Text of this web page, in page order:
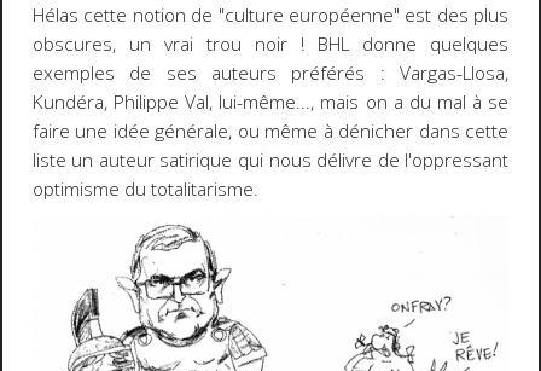
Hélas cette notion de "culture européenne" est des plus
obscures, un vrai trou noir ! BHL donne quelques
exemples de ses auteurs préférés : Vargas-Llosa,
Kundéra, Philippe Val, lui-même..., mais on a du mal à se
faire une idée générale, ou même à dénicher dans cette
liste un auteur satirique qui nous délivre de l'oppressant
optimisme du totalitarisme.